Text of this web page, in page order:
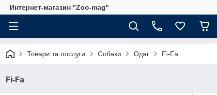
Интернет-магазин "Zoo-mag"
Товари та послуги Собаки Одяг Fi-Fa
Fi-Fa